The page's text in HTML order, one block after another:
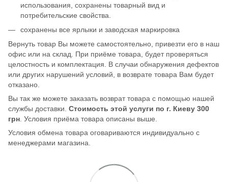
использования, сохранены товарный вид и
потребительские свойства.
сохранены все ярлыки и заводская маркировка
Вернуть товар Вы можете самостоятельно, привезти его в наш
офис или на склад. При приёме товара, будет проверяться
целостность и комплектация. В случаи обнаружения дефектов
или других нарушений условий, в возврате товара Вам будет
отказано.
Вы так же можете заказать возврат товара с помощью нашей
службы доставки. Стоимость этой услуги по г. Киеву 300
грн. Условия приёма товара описаны выше.
Условия обмена товара оговариваются индивидуально с
менеджерами магазина.